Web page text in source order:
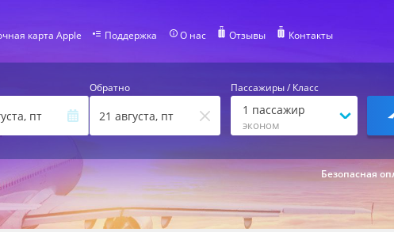
карта Apple Поддержка О нас Отзывы Контакты
пт
Обратно
21 августа, пт
Пассажиры / Класс
1 пассажир
эконом
Безопасная